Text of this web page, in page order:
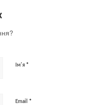
Ім'я *
Email *